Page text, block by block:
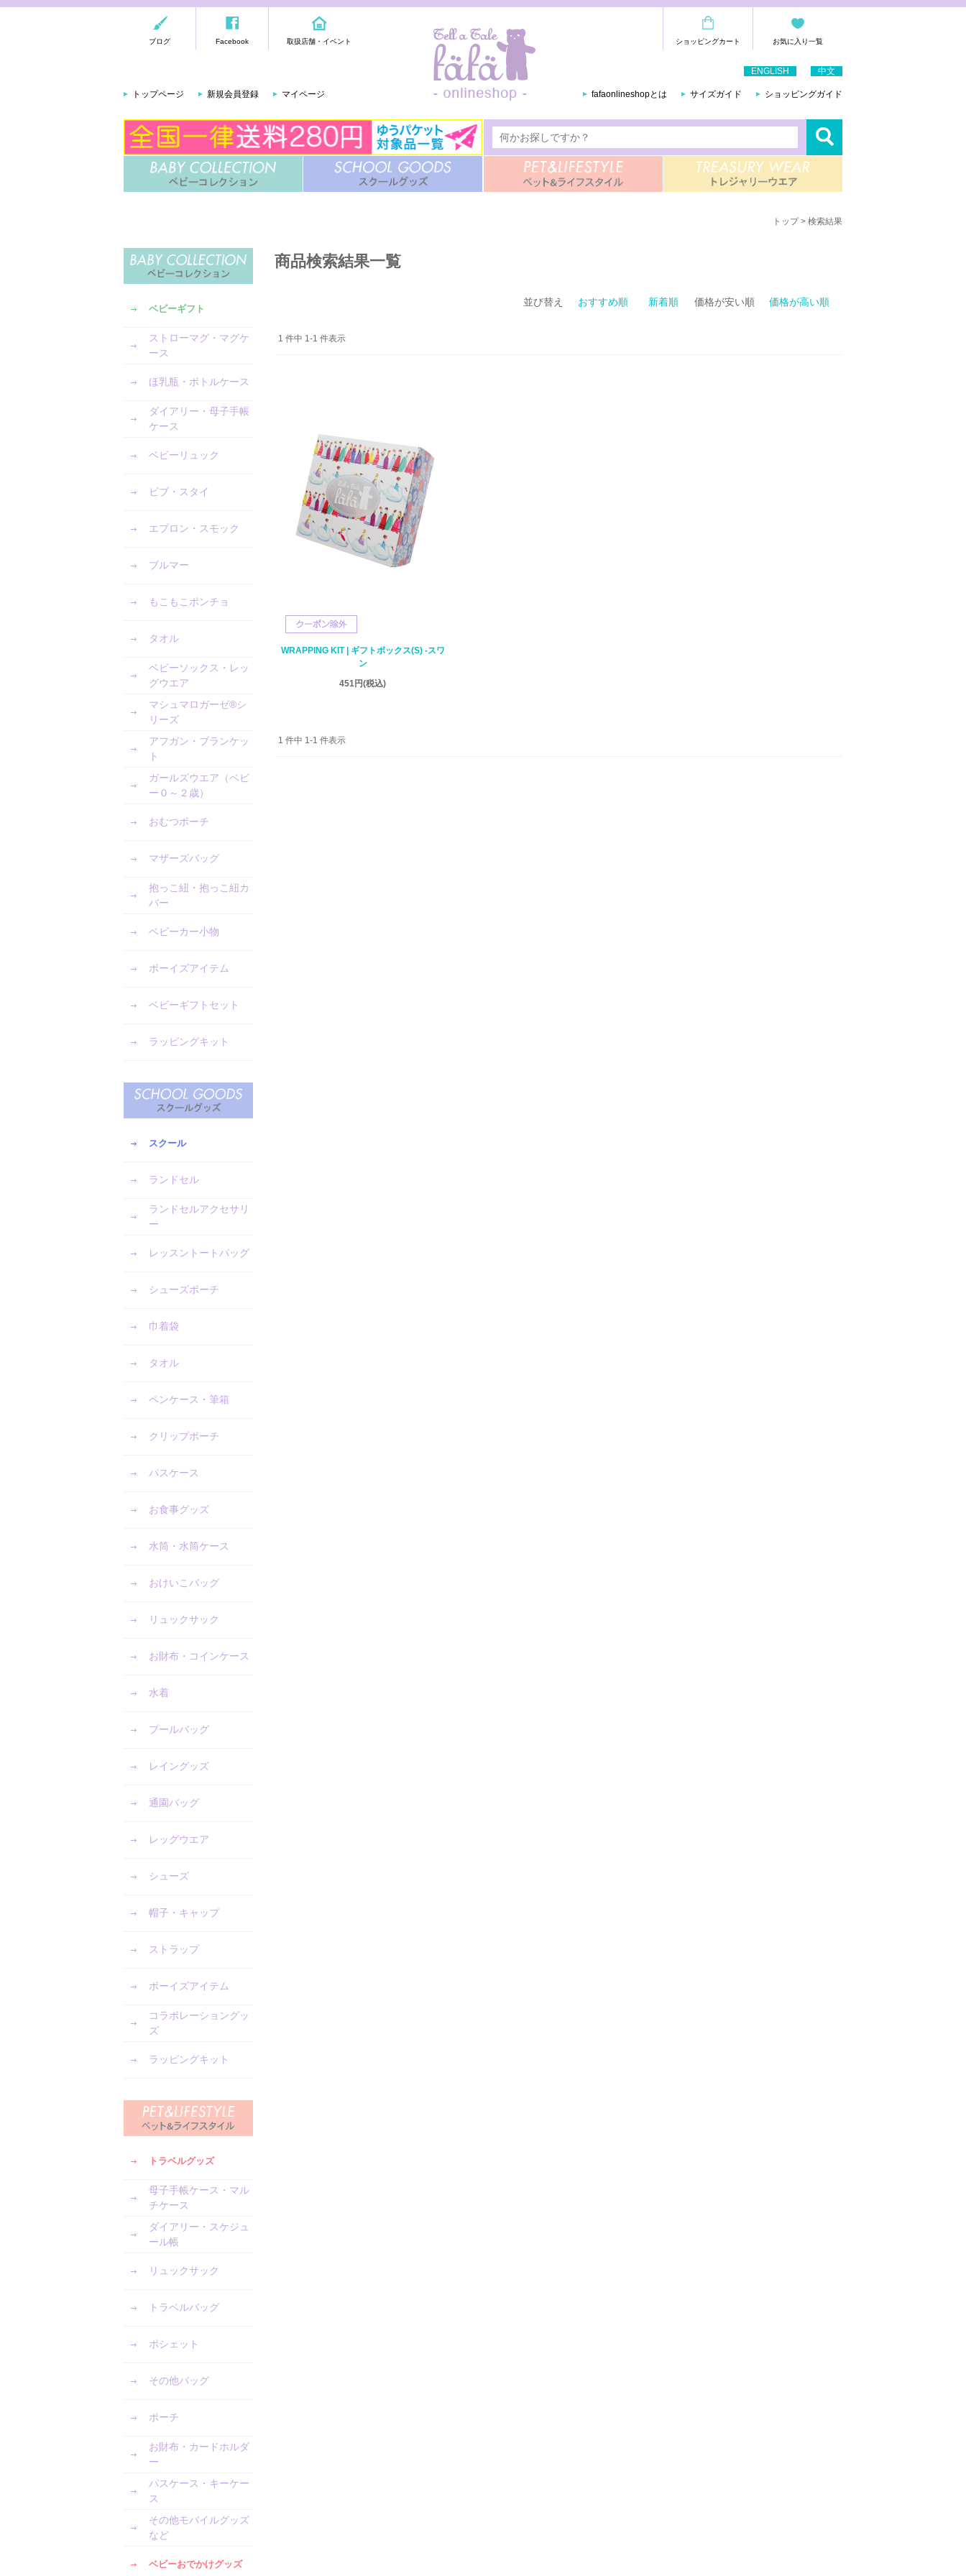
ブログ Facebook 取扱店舗・イベント ショッピングカート お気に入り一覧
ENGLISH 中文
トップページ 新規会員登録 マイページ fafaonlineshopとは サイズガイド ショッピングガイド
ベビーギフト
ストローマグ・マグケ
ース
ほ乳瓶・ボトルケース
ダイアリー・母子手帳
ケース
ベビーリュック
ビブ・スタイ
エプロン・スモック
ブルマー
もこもこポンチョ
タオル
ベビーソックス・レッ
グウエア
マシュマロガーゼ®︎シ
リーズ
アフガン・ブランケッ
ト
ガールズウエア（ベビ
ー０～２歳）
おむつポーチ
マザーズバッグ
抱っこ紐・抱っこ紐カ
バー
ベビーカー小物
ボーイズアイテム
ベビーギフトセット
ラッピングキット
スクール
ランドセル
ランドセルアクセサリ
ー
レッスントートバッグ
シューズポーチ
巾着袋
タオル
ペンケース・筆箱
クリップポーチ
パスケース
お食事グッズ
水筒・水筒ケース
おけいこバッグ
リュックサック
お財布・コインケース
水着
プールバッグ
レイングッズ
通園バッグ
レッグウエア
シューズ
帽子・キャップ
ストラップ
ボーイズアイテム
コラボレーショングッ
ズ
ラッピングキット
トラベルグッズ
母子手帳ケース・マル
チケース
ダイアリー・スケジュ
ール帳
リュックサック
トラベルバッグ
ポシェット
その他バッグ
ポーチ
お財布・カードホルダ
ー
パスケース・キーケー
ス
その他モバイルグッズ
など
ベビーおでかけグッズ
トップ> 検索結果
商品検索結果一覧
並び替え おすすめ順 新着順 価格が安い順 価格が高い順
1 件中 1-1 件表示
WRAPPING KIT | ギフトボックス(S) -スワ
ン
451円(税込)
1 件中 1-1 件表示